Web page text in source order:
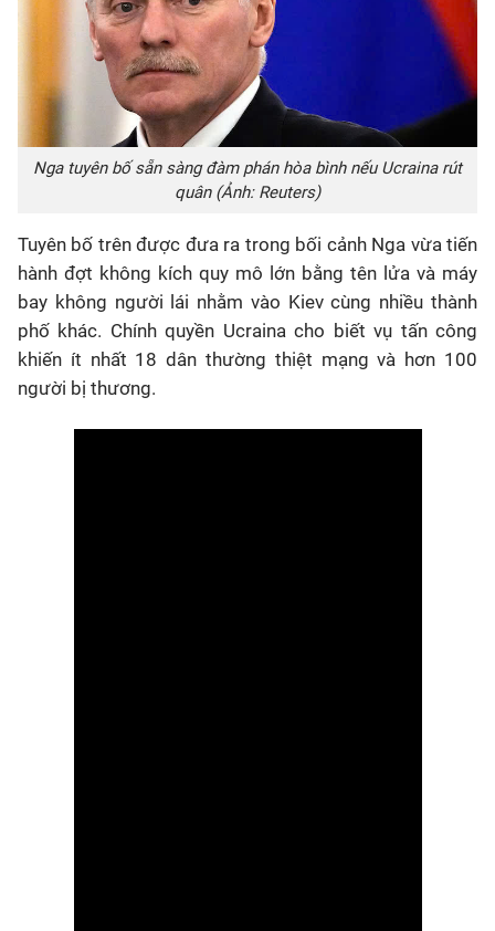
Nga tuyên bố sẵn sàng đàm phán hòa bình nếu Ucraina rút
quân (Ảnh: Reuters)
Tuyên bố trên được đưa ra trong bối cảnh Nga vừa tiến
hành đợt không kích quy mô lớn bằng tên lửa và máy
bay không người lái nhằm vào Kiev cùng nhiều thành
phố khác. Chính quyền Ucraina cho biết vụ tấn công
khiến ít nhất 18 dân thường thiệt mạng và hơn 100
người bị thương.